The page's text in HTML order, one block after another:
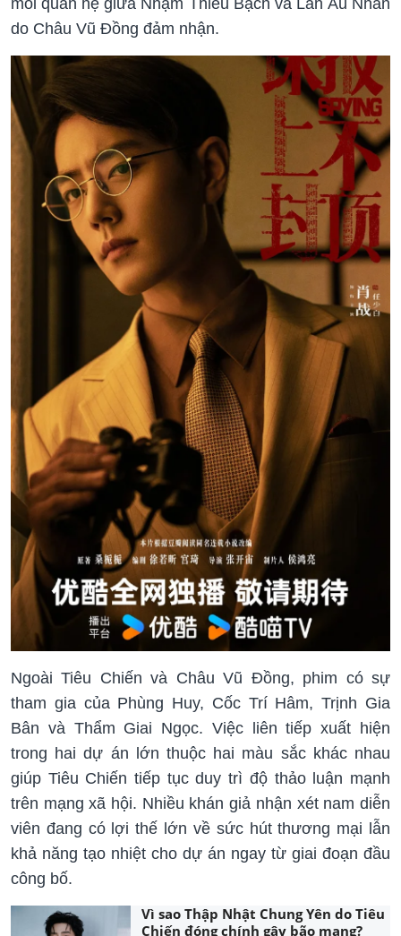
do Châu Vũ Đồng đảm nhận.
Ngoài Tiêu Chiến và Châu Vũ Đồng, phim có sự
tham gia của Phùng Huy, Cốc Trí Hâm, Trịnh Gia
Bân và Thẩm Giai Ngọc. Việc liên tiếp xuất hiện
trong hai dự án lớn thuộc hai màu sắc khác nhau
giúp Tiêu Chiến tiếp tục duy trì độ thảo luận mạnh
trên mạng xã hội. Nhiều khán giả nhận xét nam diễn
viên đang có lợi thế lớn về sức hút thương mại lẫn
khả năng tạo nhiệt cho dự án ngay từ giai đoạn đầu
công bố.
Vì sao Thập Nhật Chung Yên do Tiêu
Chiến đóng chính gây bão mạng?